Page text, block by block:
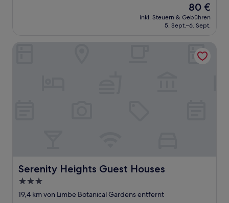
Der
Preis
beträgt
80 €
inkl. Steuern & Gebühren
5. Sept.–6. Sept.
Serenity Heights Guest Houses
Serenity Heights Guest Houses
3.0-
Sterne-
19,4 km von Limbe Botanical Gardens entfernt